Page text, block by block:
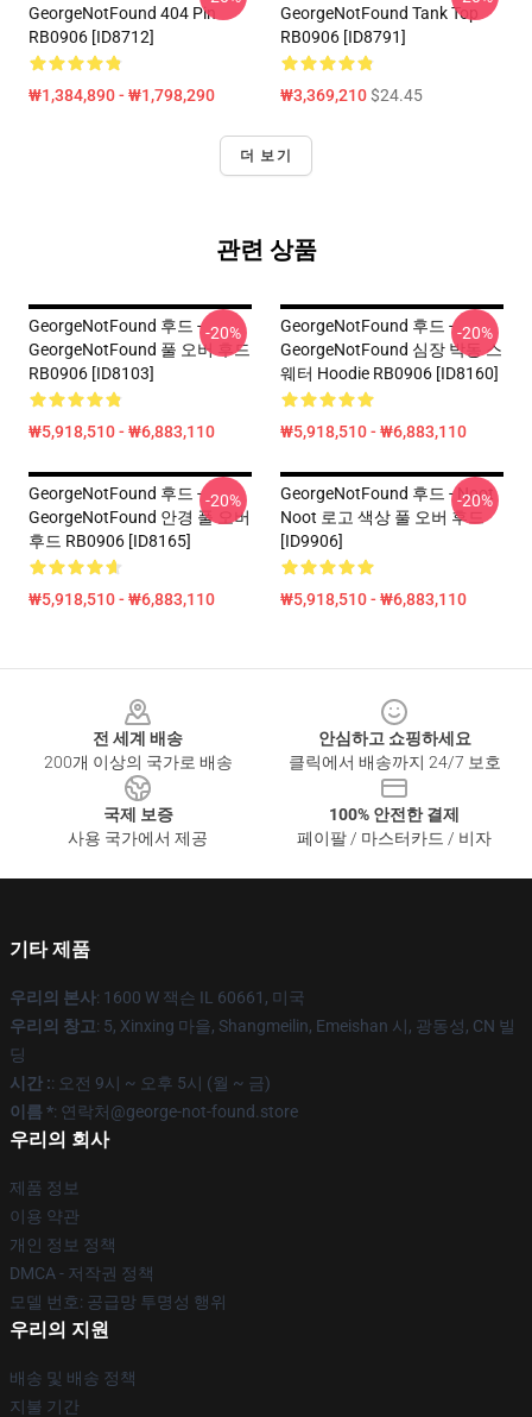
GeorgeNotFound 404 Pin
RB0906 [ID8712]
₩1,384,890 - ₩1,798,290
GeorgeNotFound Tank Top
RB0906 [ID8791]
₩3,369,210$24.45
더 보기
관련 상품
GeorgeNotFound 후드 -
GeorgeNotFound 풀 오버 후드
RB0906 [ID8103]
₩5,918,510 - ₩6,883,110
-20%
GeorgeNotFound 후드 -
GeorgeNotFound 심장 박동 스
웨터 Hoodie RB0906 [ID8160]
₩5,918,510 - ₩6,883,110
-20%
GeorgeNotFound 후드 -
GeorgeNotFound 안경 풀 오버
후드 RB0906 [ID8165]
₩5,918,510 - ₩6,883,110
-20%
GeorgeNotFound 후드 - Noot
Noot 로고 색상 풀 오버 후드
[ID9906]
₩5,918,510 - ₩6,883,110
-20%
전 세계 배송
200개 이상의 국가로 배송
안심하고 쇼핑하세요
클릭에서 배송까지 24/7 보호
국제 보증
사용 국가에서 제공
100% 안전한 결제
페이팔 / 마스터카드 / 비자
기타 제품
우리의 본사: 1600 W 잭슨 IL 60661, 미국
우리의 창고: 5, Xinxing 마을, Shangmeilin, Emeishan 시, 광동성, CN 빌
딩
시간 :: 오전 9시 ~ 오후 5시 (월 ~ 금)
이름 *: 연락처@george-not-found.store
우리의 회사
제품 정보
이용 약관
개인 정보 정책
DMCA - 저작권 정책
모델 번호: 공급망 투명성 행위
우리의 지원
배송 및 배송 정책
지불 기간